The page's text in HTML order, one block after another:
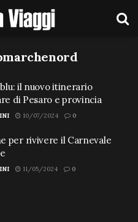
il nuovo itinerario
di Pesaro e provincia
10/07/2024 0
per rivivere il Carnevale
11/05/2024 0